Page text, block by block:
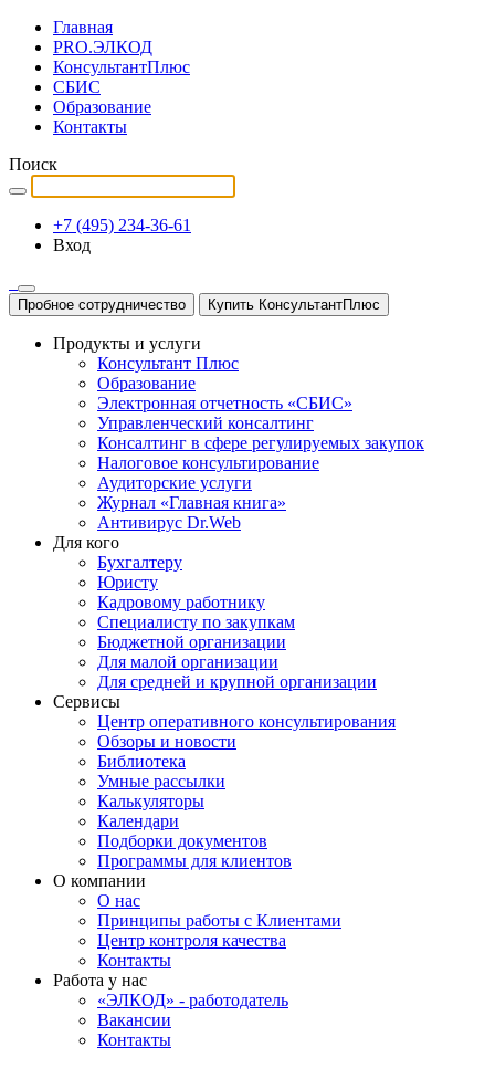
Главная
PRO.ЭЛКОД
КонсультантПлюс
СБИС
Образование
Контакты
Поиск
+7 (495) 234-36-61
Вход
Пробное сотрудничество Купить КонсультантПлюс
Продукты и услуги
Консультант Плюс
Образование
Электронная отчетность «СБИС»
Управленческий консалтинг
Консалтинг в сфере регулируемых закупок
Налоговое консультирование
Аудиторские услуги
Журнал «Главная книга»
Антивирус Dr.Web
Для кого
Бухгалтеру
Юристу
Кадровому работнику
Специалисту по закупкам
Бюджетной организации
Для малой организации
Для средней и крупной организации
Сервисы
Центр оперативного консультирования
Обзоры и новости
Библиотека
Умные рассылки
Калькуляторы
Календари
Подборки документов
Программы для клиентов
О компании
О нас
Принципы работы с Клиентами
Центр контроля качества
Контакты
Работа у нас
«ЭЛКОД» - работодатель
Вакансии
Контакты